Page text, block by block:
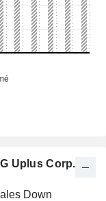
Uplus Corp.
Down